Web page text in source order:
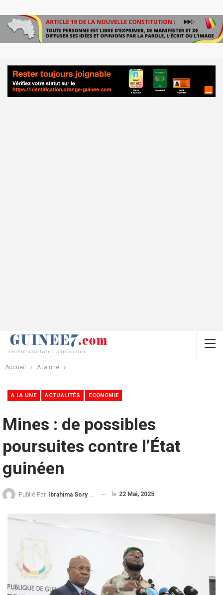
Accueil A la une
A LA UNE ACTUALITÉS ECONOMIE
Mines : de possibles
poursuites contre l’État
guinéen
Publié Par Ibrahima Sory Diallo le 22 Mai, 2025